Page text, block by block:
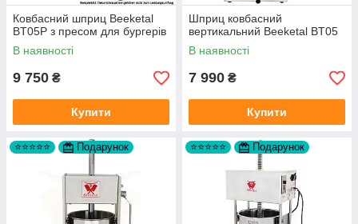
Ковбасний шприц Beeketal
BT05P з пресом для бургерів
В наявності
9 750 ₴
Купити
Шприц ковбасний
вертикальний Beeketal BT05
В наявності
7 990 ₴
Купити
⭐⭐⭐⭐⭐ Подарунок ⭐⭐⭐⭐⭐ Подарунок